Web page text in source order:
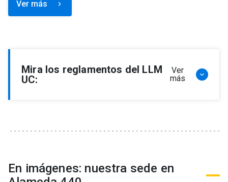
Ver más keyboard_arrow_right
Mira los reglamentos del LLM
UC:
Ver
más
keyboard_arrow_down
Reglamento de Becas y Descuentos Programa
de Magíster en Derecho, LLM
En imágenes: nuestra sede en